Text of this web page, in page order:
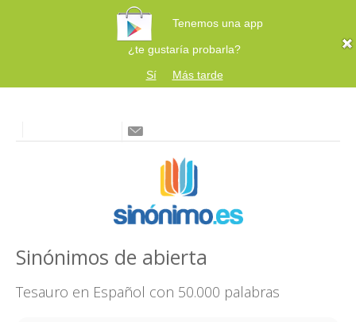
Tenemos una app
¿te gustaría probarla?
Sí
Más tarde
Sinónimos de abierta
Tesauro en Español con 50.000 palabras